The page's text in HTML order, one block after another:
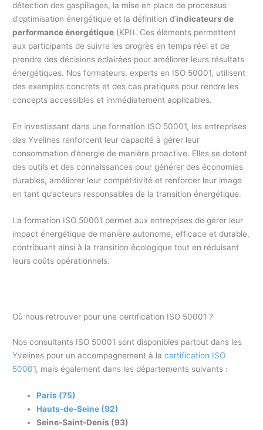
détection des gaspillages, la mise en place de processus
d’optimisation énergétique et la définition d’indicateurs de
performance énergétique (KPI). Ces éléments permettent
aux participants de suivre les progrès en temps réel et de
prendre des décisions éclairées pour améliorer leurs résultats
énergétiques. Nos formateurs, experts en ISO 50001, utilisent
des exemples concrets et des cas pratiques pour rendre les
concepts accessibles et immédiatement applicables.
En investissant dans une formation ISO 50001, les entreprises
des Yvelines renforcent leur capacité à gérer leur
consommation d’énergie de manière proactive. Elles se dotent
des outils et des connaissances pour générer des économies
durables, améliorer leur compétitivité et renforcer leur image
en tant qu’acteurs responsables de la transition énergétique.
La formation ISO 50001 permet aux entreprises de gérer leur
impact énergétique de manière autonome, efficace et durable,
contribuant ainsi à la transition écologique tout en réduisant
leurs coûts opérationnels.
Où nous retrouver pour une certification ISO 50001 ?
Nos consultants ISO 50001 sont disponibles partout dans les
Yvelines pour un accompagnement à lacertification ISO
50001, mais également dans les départements suivants :
Paris (75)
Hauts-de-Seine (92)
Seine-Saint-Denis (93)